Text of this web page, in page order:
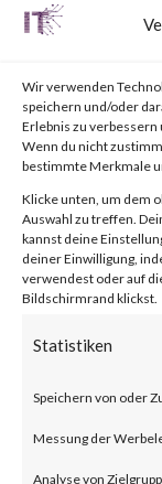
Wir verwenden
speichern und/oder
Erlebnis zu
Wenn du nicht
bestimmte Merkmale
Klicke unten, um dem
Auswahl zu treffen.
kannst deine
deiner Einwilligung,
verwendest oder auf
Bildschirmrand klickst.
Statistiken
Speichern von oder
Messung der
Analyse von